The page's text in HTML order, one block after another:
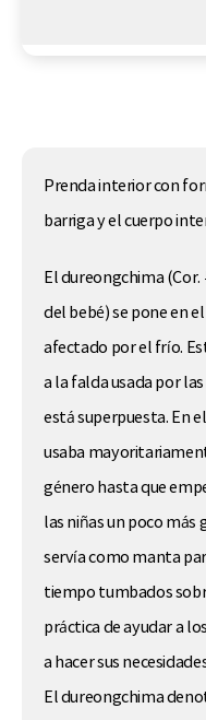
Prenda interior con
barriga y el cuerpo
El dureongchima (Cor.
del bebé) se pone en
afectado por el frío.
a la falda usada por
está superpuesta. En
usaba
género hasta que
las niñas un poco
servía como manta
tiempo tumbados
práctica de ayudar a
a hacer sus
El dureongchima